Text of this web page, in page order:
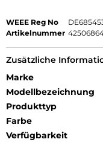
WEEE Reg No
Artikelnummer
Zusätzliche
Marke
Modellbezeichnung
Produkttyp
Farbe
Verfügbarkeit